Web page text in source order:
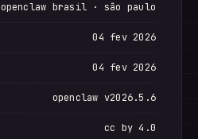
openclaw brasil · são paulo
04 fev 2026
04 fev 2026
openclaw v2026.5.6
cc by 4.0